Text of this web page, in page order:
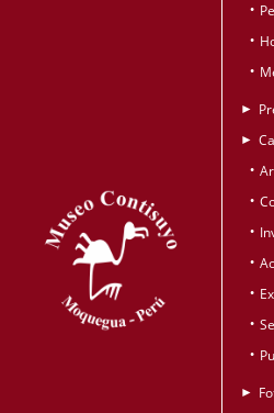
•
•
•
►
►
•
•
•
•
•
•
•
►